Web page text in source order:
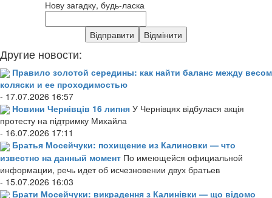
Нову загадку, будь-ласка
Другие новости:
Правило золотой середины: как найти баланс между весом
коляски и ее проходимостью
- 17.07.2026 16:57
Новини Чернівців 16 липня У Чернівцях відбулася акція
протесту на підтримку Михайла
- 16.07.2026 17:11
Братья Мосейчуки: похищение из Калиновки — что
известно на данный момент По имеющейся официальной
информации, речь идет об исчезновении двух братьев
- 15.07.2026 16:03
Брати Мосейчуки: викрадення з Калинівки — що відомо